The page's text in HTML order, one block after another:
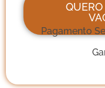
Pagamento